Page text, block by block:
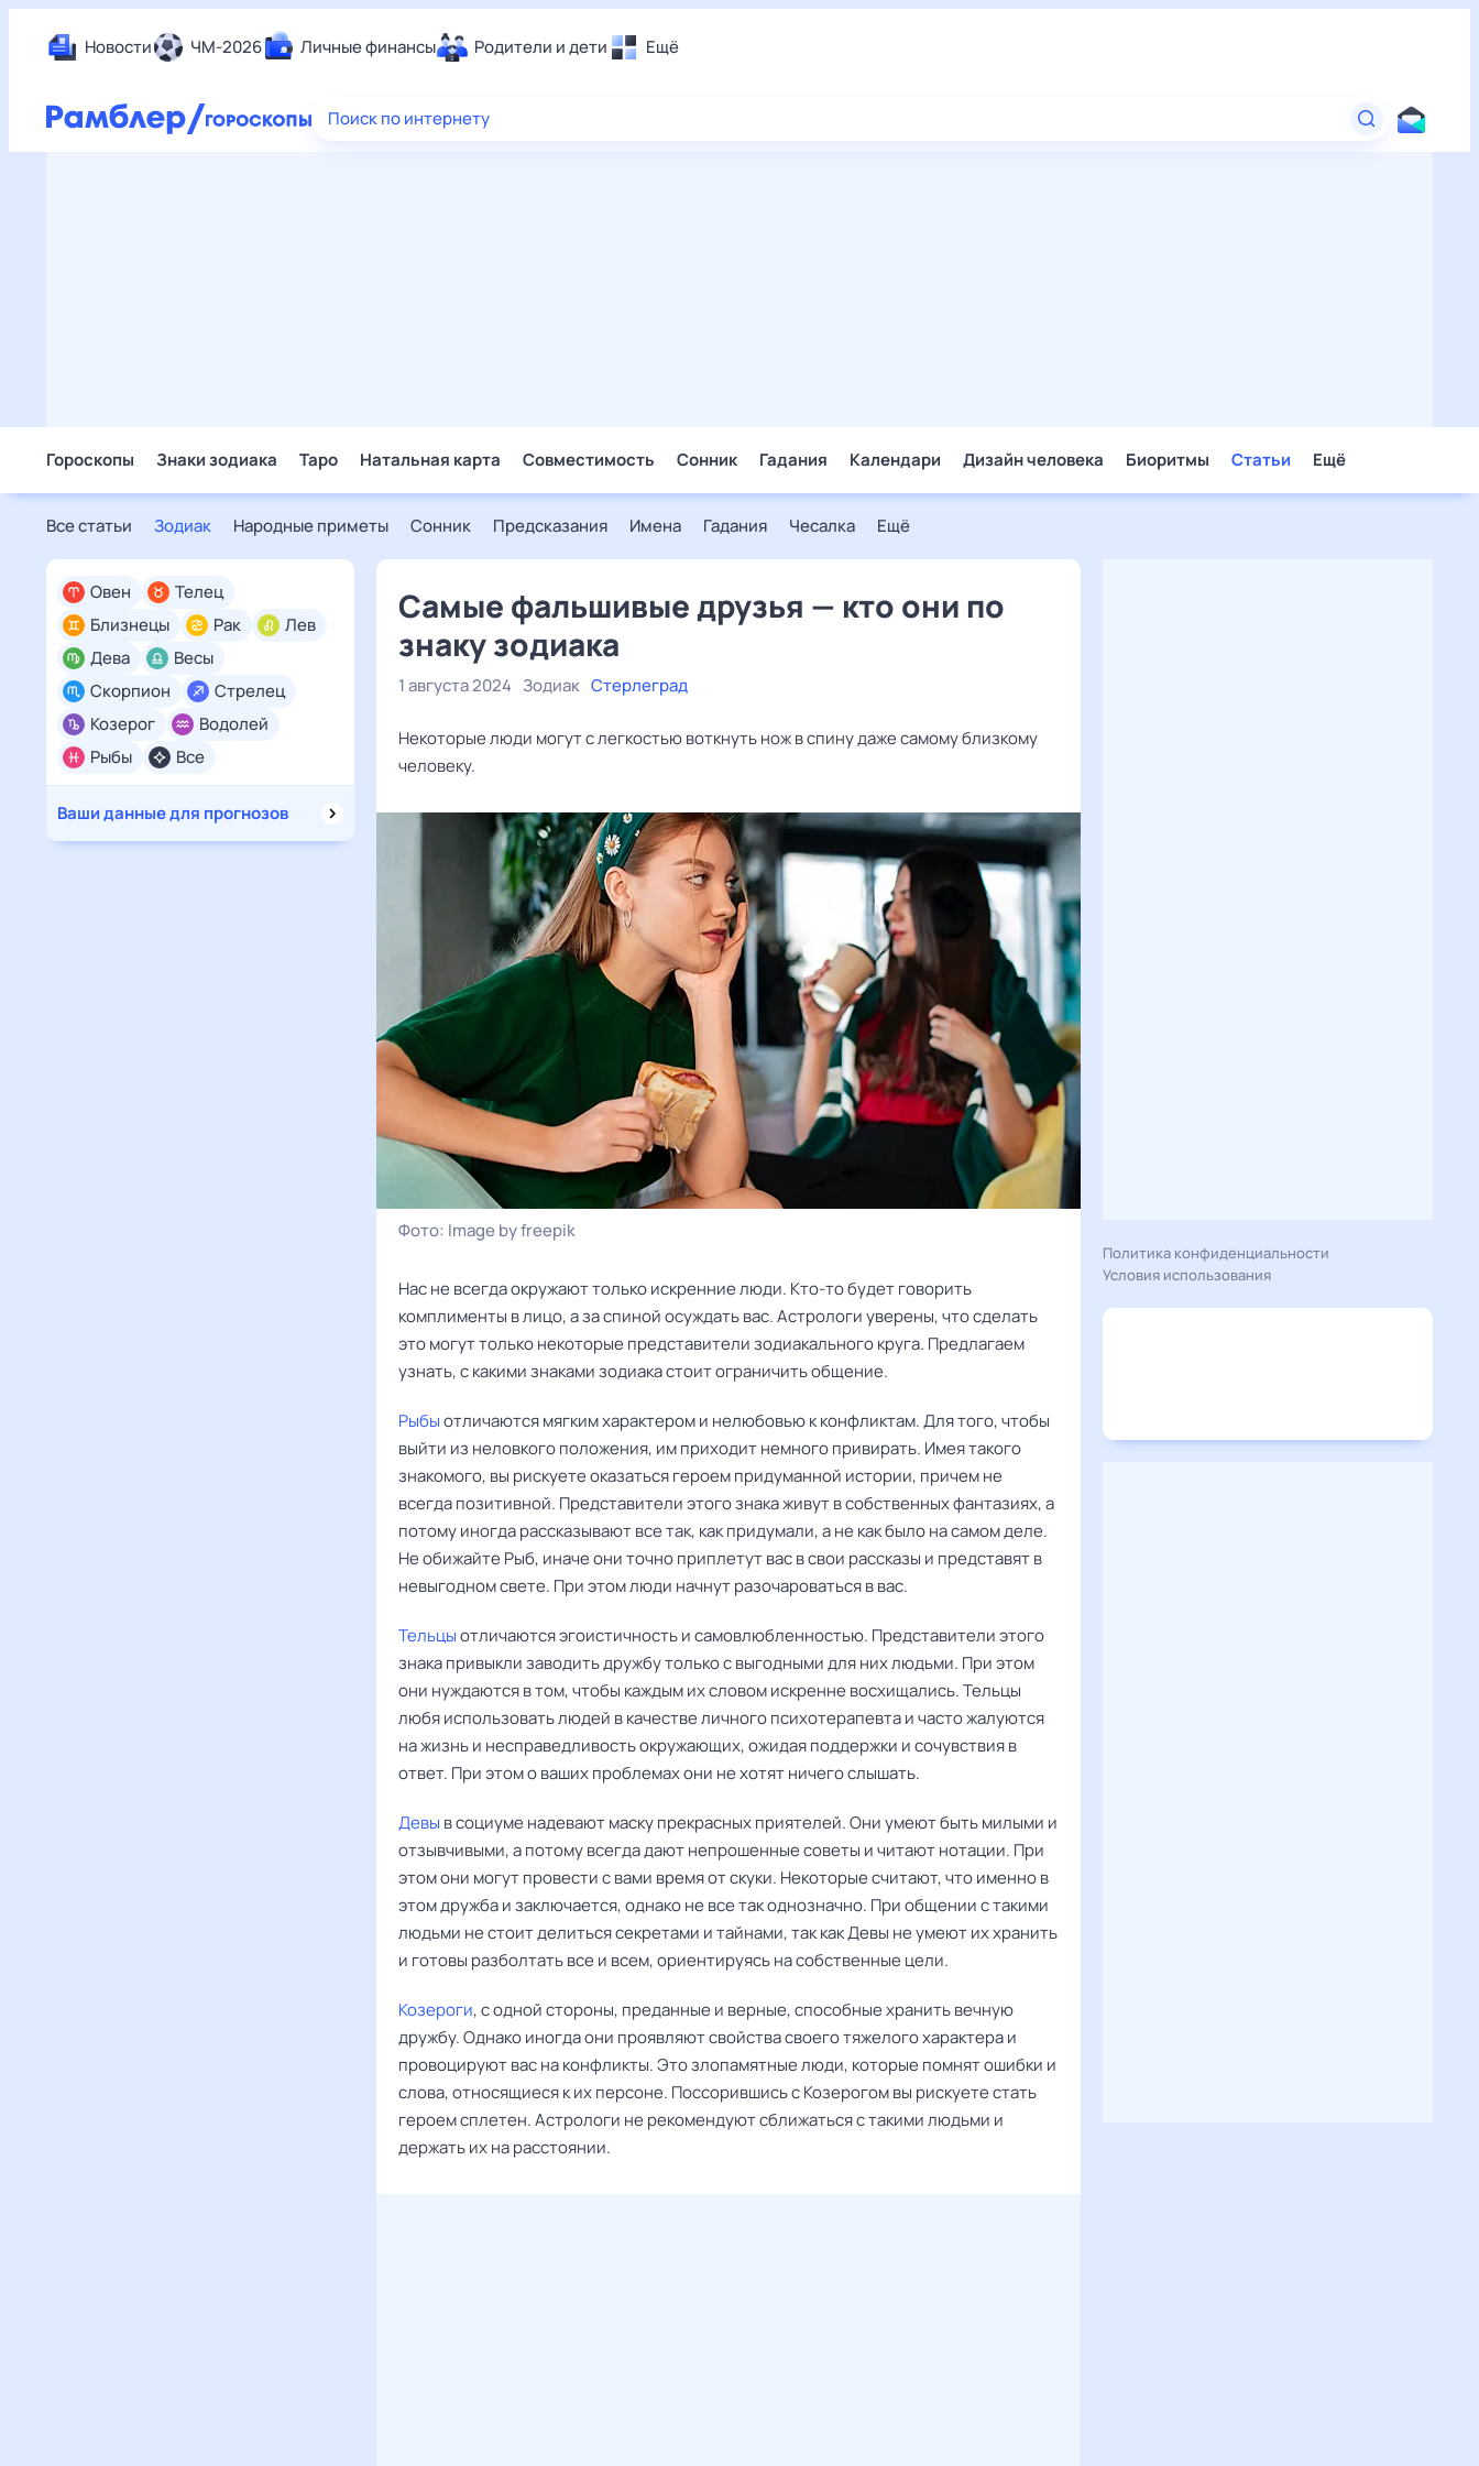
Новости ЧМ-2026 Личные финансы Родители и дети Ещё
Еда
Поиск по интернету
Гороскопы Знаки зодиака Таро Натальная карта Совместимость Сонник Гадания Календари Дизайн человека Биоритмы Статьи Ещё
Все статьи Зодиак Народные приметы Сонник Предсказания Имена Гадания Чесалка Ещё
Все
Овен
Телец
Близнецы
Рак
Лев
Дева
Весы
Скорпион
Стрелец
Козерог
Водолей
Рыбы
Ваши данные для прогнозов
Самые фальшивые друзья — кто они по
знаку зодиака
1 августа 2024 Зодиак Стерлеград
Некоторые люди могут с легкостью воткнуть нож в спину даже самому близкому
человеку.
Фото: Image by freepik
Нас не всегда окружают только искренние люди. Кто-то будет говорить
комплименты в лицо, а за спиной осуждать вас. Астрологи уверены, что сделать
это могут только некоторые представители зодиакального круга. Предлагаем
узнать, с какими знаками зодиака стоит ограничить общение.
Рыбыотличаются мягким характером и нелюбовью к конфликтам. Для того, чтобы
выйти из неловкого положения, им приходит немного привирать. Имея такого
знакомого, вы рискуете оказаться героем придуманной истории, причем не
всегда позитивной. Представители этого знака живут в собственных фантазиях, а
потому иногда рассказывают все так, как придумали, а не как было на самом деле.
Не обижайте Рыб, иначе они точно приплетут вас в свои рассказы и представят в
невыгодном свете. При этом люди начнут разочароваться в вас.
Тельцыотличаются эгоистичность и самовлюбленностью. Представители этого
знака привыкли заводить дружбу только с выгодными для них людьми. При этом
они нуждаются в том, чтобы каждым их словом искренне восхищались. Тельцы
любя использовать людей в качестве личного психотерапевта и часто жалуются
на жизнь и несправедливость окружающих, ожидая поддержки и сочувствия в
ответ. При этом о ваших проблемах они не хотят ничего слышать.
Девы в социуме надевают маску прекрасных приятелей. Они умеют быть милыми и
отзывчивыми, а потому всегда дают непрошенные советы и читают нотации. При
этом они могут провести с вами время от скуки. Некоторые считают, что именно в
этом дружба и заключается, однако не все так однозначно. При общении с такими
людьми не стоит делиться секретами и тайнами, так как Девы не умеют их хранить
и готовы разболтать все и всем, ориентируясь на собственные цели.
Козероги, с одной стороны, преданные и верные, способные хранить вечную
дружбу. Однако иногда они проявляют свойства своего тяжелого характера и
провоцируют вас на конфликты. Это злопамятные люди, которые помнят ошибки и
слова, относящиеся к их персоне. Поссорившись с Козерогом вы рискуете стать
героем сплетен. Астрологи не рекомендуют сближаться с такими людьми и
держать их на расстоянии.
Политика конфиденциальности
Условия использования